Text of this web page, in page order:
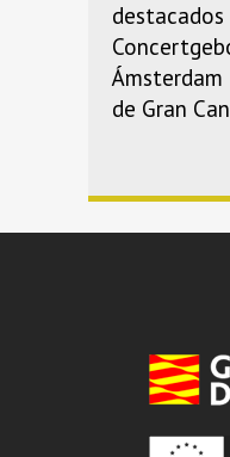
de Gran